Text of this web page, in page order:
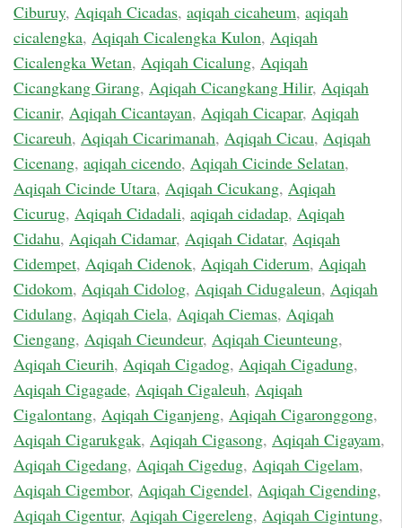
Ciburuy, Aqiqah Cicadas, aqiqah cicaheum, aqiqah
cicalengka, Aqiqah Cicalengka Kulon, Aqiqah
Cicalengka Wetan, Aqiqah Cicalung, Aqiqah
Cicangkang Girang, Aqiqah Cicangkang Hilir, Aqiqah
Cicanir, Aqiqah Cicantayan, Aqiqah Cicapar, Aqiqah
Cicareuh, Aqiqah Cicarimanah, Aqiqah Cicau, Aqiqah
Cicenang, aqiqah cicendo, Aqiqah Cicinde Selatan,
Aqiqah Cicinde Utara, Aqiqah Cicukang, Aqiqah
Cicurug, Aqiqah Cidadali, aqiqah cidadap, Aqiqah
Cidahu, Aqiqah Cidamar, Aqiqah Cidatar, Aqiqah
Cidempet, Aqiqah Cidenok, Aqiqah Ciderum, Aqiqah
Cidokom, Aqiqah Cidolog, Aqiqah Cidugaleun, Aqiqah
Cidulang, Aqiqah Ciela, Aqiqah Ciemas, Aqiqah
Ciengang, Aqiqah Cieundeur, Aqiqah Cieunteung,
Aqiqah Cieurih, Aqiqah Cigadog, Aqiqah Cigadung,
Aqiqah Cigagade, Aqiqah Cigaleuh, Aqiqah
Cigalontang, Aqiqah Ciganjeng, Aqiqah Cigaronggong,
Aqiqah Cigarukgak, Aqiqah Cigasong, Aqiqah Cigayam,
Aqiqah Cigedang, Aqiqah Cigedug, Aqiqah Cigelam,
Aqiqah Cigembor, Aqiqah Cigendel, Aqiqah Cigending,
Aqiqah Cigentur, Aqiqah Cigereleng, Aqiqah Cigintung,